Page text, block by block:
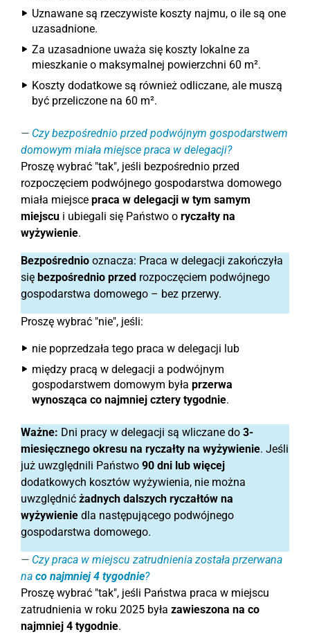
Uznawane są rzeczywiste koszty najmu, o ile są one
uzasadnione.
Za uzasadnione uważa się koszty lokalne za
mieszkanie o maksymalnej powierzchni 60 m².
Koszty dodatkowe są również odliczane, ale muszą
być przeliczone na 60 m².
Czy bezpośrednio przed podwójnym gospodarstwem
domowym miała miejsce praca w delegacji?
Proszę wybrać "tak", jeśli bezpośrednio przed
rozpoczęciem podwójnego gospodarstwa domowego
miała miejsce praca w delegacji w tym samym
miejscu i ubiegali się Państwo o ryczałty na
wyżywienie.
Bezpośrednio oznacza: Praca w delegacji zakończyła
się bezpośrednio przed rozpoczęciem podwójnego
gospodarstwa domowego – bez przerwy.
Proszę wybrać "nie", jeśli:
nie poprzedzała tego praca w delegacji lub
między pracą w delegacji a podwójnym
gospodarstwem domowym była przerwa
wynosząca co najmniej cztery tygodnie.
Ważne: Dni pracy w delegacji są wliczane do 3-
miesięcznego okresu na ryczałty na wyżywienie. Jeśli
już uwzględnili Państwo 90 dni lub więcej
dodatkowych kosztów wyżywienia, nie można
uwzględnić żadnych dalszych ryczałtów na
wyżywienie dla następującego podwójnego
gospodarstwa domowego.
Czy praca w miejscu zatrudnienia została przerwana
na co najmniej 4 tygodnie?
Proszę wybrać "tak", jeśli Państwa praca w miejscu
zatrudnienia w roku 2025 była zawieszona na co
najmniej 4 tygodnie.